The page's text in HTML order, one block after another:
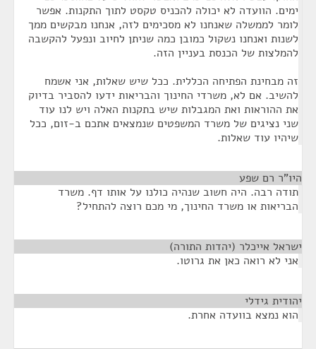
ימים. הוועדה לא יכולה להכניס טקסט לתוך התקנות. אפשר
לומר לממשלה שאנחנו לא מסכימים לזה, אנחנו מבקשים ממך
לשנות ואנחנו נשקול כמובן כמה שניתן לחיוב ונפעל להקשבה
להמלצות של הכנסת בעניין הזה.
זה מבחינת הפתיחה הכללית. ככל שיש שאלות, אני אשמח
להשיב. אם לא, משרדי החינוך והבריאות ידעו להסביר בדיוק
את ההוראות ואת המגבלות שיש בתקנות האלה ויש לנו עוד
שני נציגים של משרד המשפטים שנמצאים אתכם ב-זום, ככל
שיהיו עוד שאלות.
היו"ר רם שפע
תודה רבה. היה חשוב שנהיה כולנו על אותו דף. משרד
הבריאות או משרד החינוך, מי מכם רוצה להתחיל?
ישראל אייכלר (יהדות התורה)
אני לא רואה כאן את גרוטו.
יהודית גידלי
הוא נמצא בוועדה אחרת.